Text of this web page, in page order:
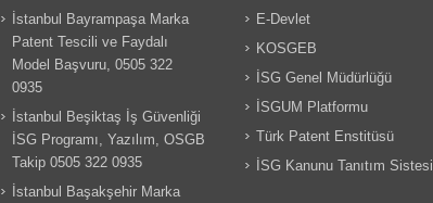
İstanbul Bayrampaşa Marka
Patent Tescili ve Faydalı
Model Başvuru, 0505 322
0935
İstanbul Beşiktaş İş Güvenliği
İSG Programı, Yazılım, OSGB
Takip 0505 322 0935
İstanbul Başakşehir Marka
E-Devlet
KOSGEB
İSG Genel Müdürlüğü
İSGUM Platformu
Türk Patent Enstitüsü
İSG Kanunu Tanıtım Sistesi